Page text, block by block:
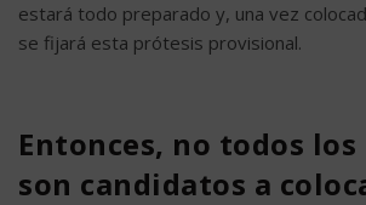
estará todo preparado y, una vez
se fijará esta prótesis provisional.
Entonces, no todos
son candidatos a